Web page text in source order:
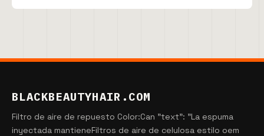
BLACKBEAUTYHAIR.COM
Filtro de aire de repuesto Color:Can "text": "La espuma
inyectada mantieneFiltros de aire de celulosa estilo oem